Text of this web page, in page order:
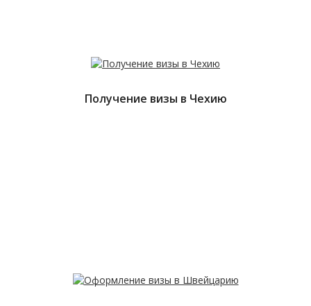
Получение визы в Чехию